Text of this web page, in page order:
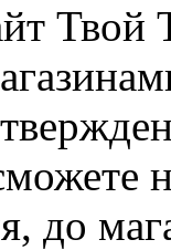
Твой
до